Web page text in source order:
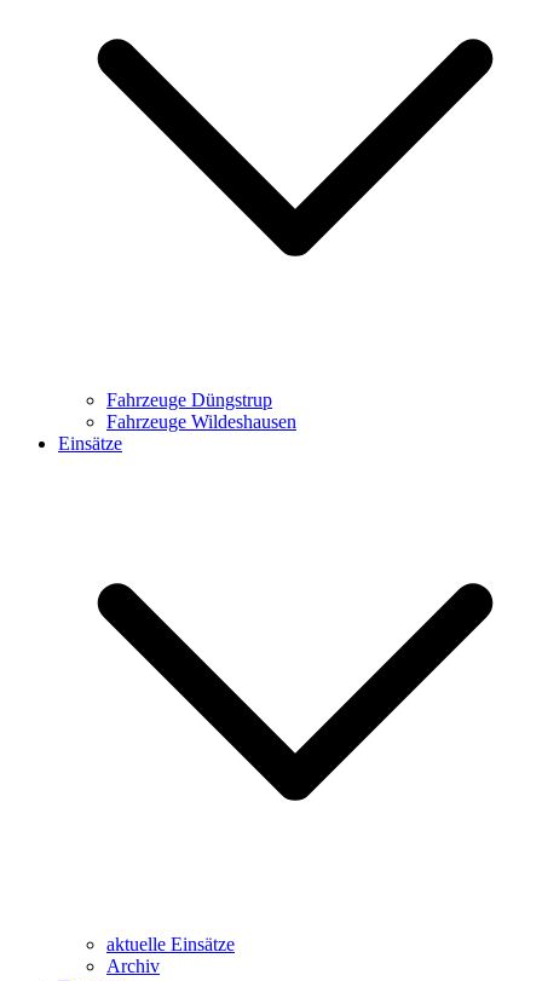
Fahrzeuge Düngstrup
Fahrzeuge Wildeshausen
Einsätze
aktuelle Einsätze
Archiv